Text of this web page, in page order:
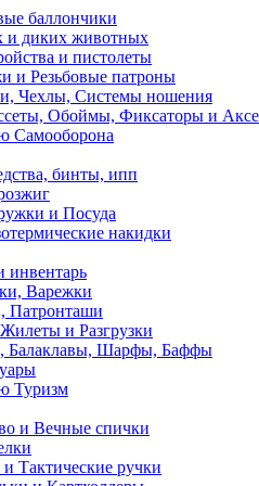
баллончики
и диких животных
и пистолеты
Резьбовые патроны
Чехлы, Системы ношения
Обоймы, Фиксаторы и
Самооборона
бинты, ипп
и Посуда
накидки
инвентарь
Варежки
Патронташи
и Разгрузки
Балаклавы, Шарфы, Баффы
Туризм
и Вечные спички
Тактические ручки